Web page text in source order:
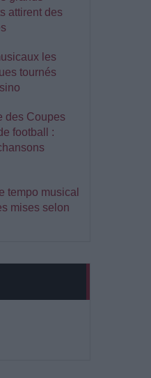
attirent des
les
tournés
des Coupes
football :
tempo musical
mises selon